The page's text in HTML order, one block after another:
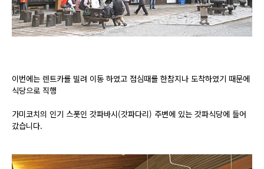
이번에는 렌트카를 빌려 이동 하였고 점심때를 한참지나 도착하였기 때문에
식당으로 직행
가미코치의 인기 스폿인 갓파바시(갓파다리) 주변에 있는 갓파식당에 들어
갔습니다.